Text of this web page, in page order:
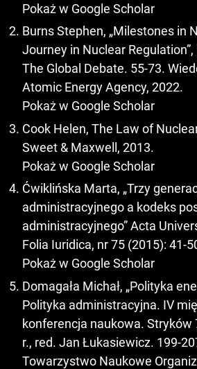
Pokaż w Google Scholar
Burns Stephen, „Milestones in
Journey in Nuclear
The Global Debate. 55-73.
Atomic Energy Agency, 2022.
Pokaż w Google Scholar
Cook Helen, The Law of
Sweet & Maxwell, 2013.
Pokaż w Google Scholar
Ćwiklińska Marta, „Trzy
administracyjnego a kodeks
administracyjnego” Acta
Folia Iuridica, nr 75 (2015): 41-
Pokaż w Google Scholar
Domagała Michał, „Polityka
Polityka administracyjna. IV
konferencja naukowa. Stryków
r., red. Jan Łukasiewicz. 199-
Towarzystwo Naukowe